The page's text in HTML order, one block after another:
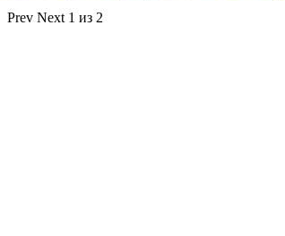
Prev Next 1 из 2